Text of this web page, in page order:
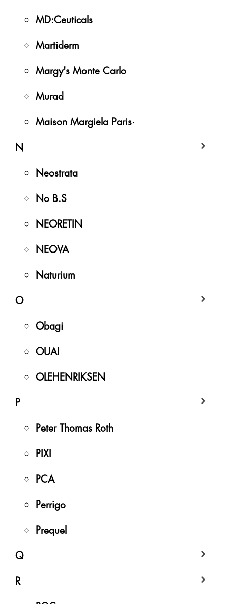
MD:Ceuticals
Martiderm
Margy's Monte Carlo
Murad
Maison Margiela Paris·
N
Neostrata
No B.S
NEORETIN
NEOVA
Naturium
O
Obagi
OUAI
OLEHENRIKSEN
P
Peter Thomas Roth
PIXI
PCA
Perrigo
Prequel
Q
R